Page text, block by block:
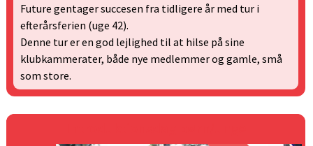
Future gentager succesen fra tidligere år med tur i
efterårsferien (uge 42).
Denne tur er en god lejlighed til at hilse på sine
klubkammerater, både nye medlemmer og gamle, små
som store.